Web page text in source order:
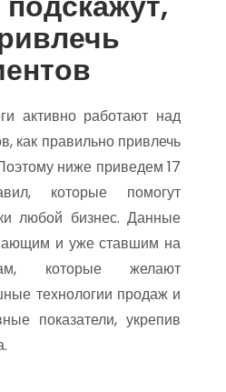
активно работают над
как правильно привлечь
ниже приведем 17
которые помогут
любой бизнес. Данные
и уже ставшим на
которые желают
технологии продаж и
показатели, укрепив